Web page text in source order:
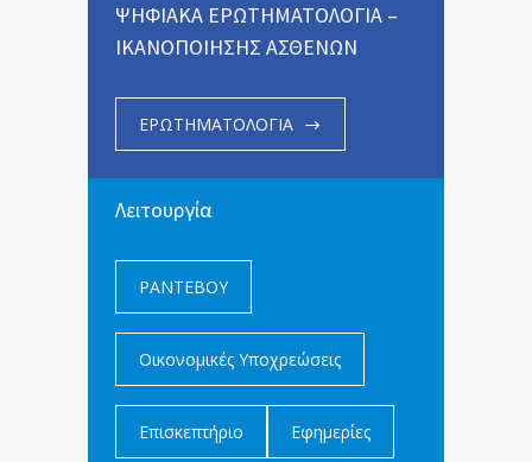
ΨΗΦΙΑΚΑ ΕΡΩΤΗΜΑΤΟΛΟΓΙΑ –
ΙΚΑΝΟΠΟΙΗΣΗΣ ΑΣΘΕΝΩΝ
ΕΡΩΤΗΜΑΤΟΛΟΓΙΑ
Λειτουργία
ΡΑΝΤΕΒΟΥ
Οικονομικές Υποχρεώσεις
Επισκεπτήριο Εφημερίες